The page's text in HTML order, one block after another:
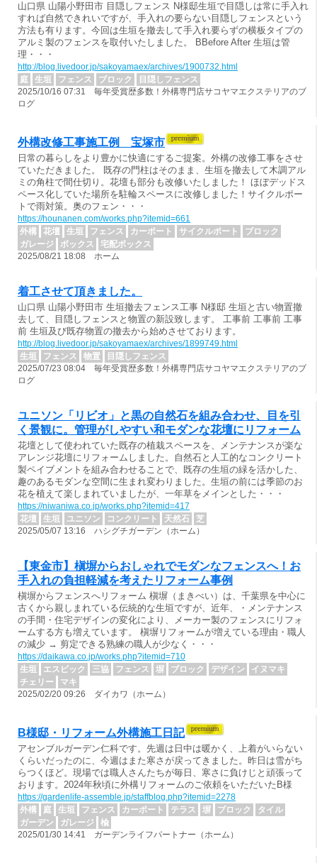
山口県 山陽小野田市 目隠しフェンス N様邸生垣で目隠しは常に手入れ
すれば自然できれいですが、手入れの要らない目隠しフェンスという
方法も有ります。今回は生垣を撤去して手入れ要らずの横板タイプの
アルミ製のフェンスを取付いたしました。 BBefore After 生垣は管
理・・・
http://blog.livedoor.jp/sakoyamaex/archives/1900732.html
庭
生垣 フェンス ブロック
目隠しフェンス
2025/10/16 07:31 毎年受賞歴多数！外構専門店サコヤマエクステリアのブ
ログ
外構改修工事施工例 宝塚市
日常の暮らしをより豊かに快適にするご提案。外構の改修工事をさせ
ていただきました。 既存の門柱はそのまま、生垣を撤去して木調アル
ミの角柱で間仕切り。花壇も部分も改修いたしました！ ほぼデッドス
ペース化していた場所を駐輪スペースに改修しました！サイクルポー
トで雨対策。奥のフェン・・・
https://hounanen.com/works.php?itemid=661
外構
花壇 生垣 フェンス カーポート サイクルポート
ブロック
ガレージ
ボックス
宅配ボックス
2025/08/21 18:08 ホーム
着工させて頂きました。
山口県 山陽小野田市 生垣撤去フェンス工事 N様邸 生垣と古い物置撤
去して、目隠しフェンスと物置の新設致します。 工事前 工事前 工事
前 生垣及び既存物置の撤去から始めさせております。
http://blog.livedoor.jp/sakoyamaex/archives/1899749.html
生垣
フェンス 物置
目隠しフェンス
2025/07/23 08:04 毎年受賞歴多数！外構専門店サコヤマエクステリアのブ
ログ
ユニソン「リビオ」と黒の自然石を組み合わせ、目を引
く景観に。管理がしやすい和モダンな花壇にリフォーム
花壇として使われていた既存の植栽スペースを、メンテナンスが楽な
アレンジ花壇にリフォームしました。自然石と人工的なコンクリート
製ペイブメントを組み合わせることで、既存の生垣の緑を活かした、
趣のあるモダンな空間に生まれ変わりました。生垣の前には季節のお
花を植えて楽しまれていましたが、一年草をメインとした・・・
https://niwaniwa.co.jp/works.php?itemid=417
花壇
生垣 ユニソン コンクリート 天然石
芝
2025/05/07 13:16 ハシグチガーデン（ホーム）
【東金市】槇塀からおしゃれでモダンなフェンスへ！お
手入れの負担軽減を考えたリフォーム事例
槇塀からフェンスへリフォーム 槇塀（まきべい）は、千葉県を中心に
古くから親しまれている伝統的な生垣ですが、近年、・メンテナンス
の手間・住宅デザインの変化により、メーカー製のフェンスにリフォ
ームする方も増えています。 槇塀リフォームが増えている理由・職人
の減少 → 剪定できる熟練の職人が少なく・・・
https://daikawa.co.jp/works.php?itemid=710
生垣
エスビック 三協 フェンス 塀 ブロック デザイン
イヌマキ
チェリー
マキ
2025/02/20 09:26 ダイカワ（ホーム）
B様邸・リフォーム外構施工日記
アセンブルガーデン仁科です。先週は日中は暖かく、上着がいらない
くらいだったのに、今週はまた寒さが戻ってきました。昨日は雪がち
らつくほど。現場では職人さんたちが毎日、寒さに負けじと頑張って
おります。2024年秋頃に外構リフォームのご依頼をいただいたB様
https://gardenlife-assemble.jp/staffblog.php?itemid=2278
外構
庭 生垣 フェンス カーポート テラス 塀 ブロック
タイル
ガーデン
ガレージ
楡
2025/01/30 14:41 ガーデンライフパートナー（ホーム）